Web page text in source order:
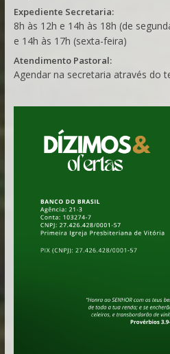
Expediente Secretaria:
8h às 12h e 14h às 18h (de
e 14h às 17h (sexta-feira)
Atendimento Pastoral:
Agendar na secretaria através do